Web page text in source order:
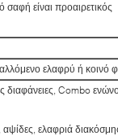
είναι προαιρετικός
ελαφρύ ή
Combo
ελαφριά